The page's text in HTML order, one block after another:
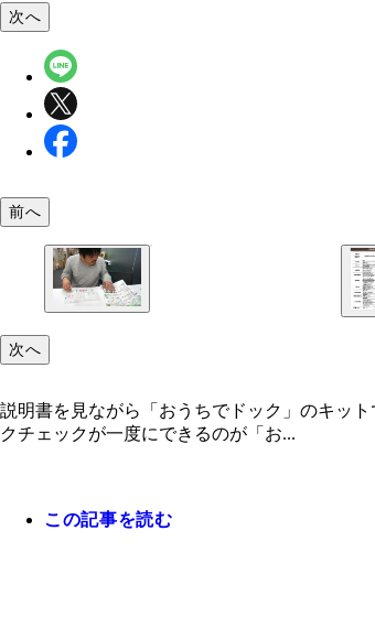
次へ
前へ
次へ
説明書を見ながら「おうちでドック」のキッ
クチェックが一度にできるのが「お...
この記事を読む